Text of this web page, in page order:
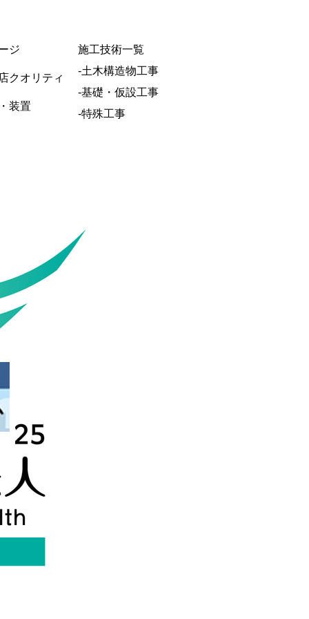
ジ
クオリティ
装置
施工技術一覧
-土木構造物工事
-基礎・仮設工事
-特殊工事